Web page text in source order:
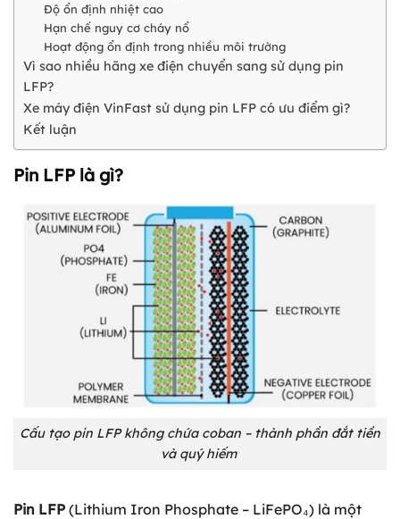
Độ ổn định nhiệt cao
Hạn chế nguy cơ cháy nổ
Hoạt động ổn định trong nhiều môi trường
Vì sao nhiều hãng xe điện chuyển sang sử dụng pin
LFP?
Xe máy điện VinFast sử dụng pin LFP có ưu điểm gì?
Kết luận
Pin LFP là gì?
Cấu tạo pin LFP không chứa coban – thành phần đắt tiền
và quý hiếm
Pin LFP (Lithium Iron Phosphate – LiFePO₄) là một